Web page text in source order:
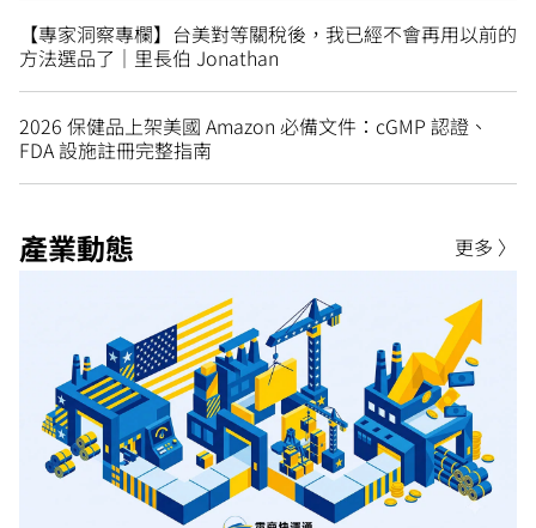
【專家洞察專欄】台美對等關稅後，我已經不會再用以前的
方法選品了｜里長伯 Jonathan
2026 保健品上架美國 Amazon 必備文件：cGMP 認證、
FDA 設施註冊完整指南
產業動態 更多 〉